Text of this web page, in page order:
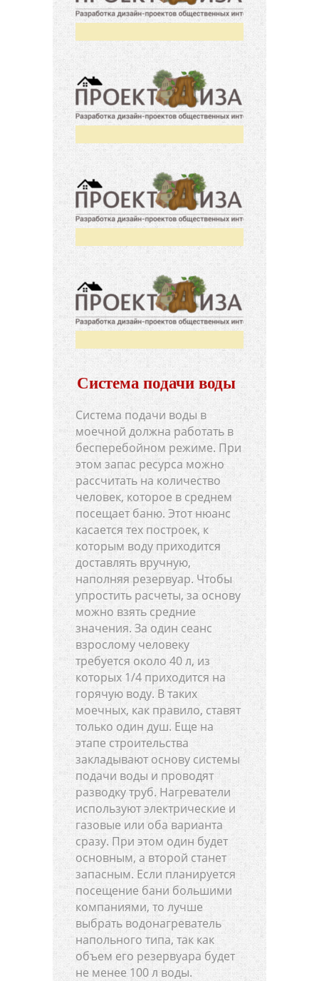
Система подачи воды
Система подачи воды в
моечной должна работать в
бесперебойном режиме. При
этом запас ресурса можно
рассчитать на количество
человек, которое в среднем
посещает баню. Этот нюанс
касается тех построек, к
которым воду приходится
доставлять вручную,
наполняя резервуар. Чтобы
упростить расчеты, за основу
можно взять средние
значения. За один сеанс
взрослому человеку
требуется около 40 л, из
которых 1/4 приходится на
горячую воду. В таких
моечных, как правило, ставят
только один душ. Еще на
этапе строительства
закладывают основу системы
подачи воды и проводят
разводку труб. Нагреватели
используют электрические и
газовые или оба варианта
сразу. При этом один будет
основным, а второй станет
запасным. Если планируется
посещение бани большими
компаниями, то лучше
выбрать водонагреватель
напольного типа, так как
объем его резервуара будет
не менее 100 л воды.